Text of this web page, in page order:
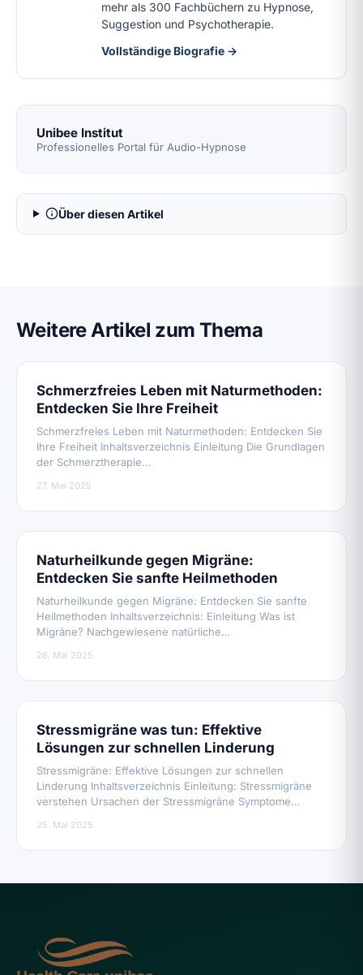
mehr als 300 Fachbüchern zu Hypnose,
Suggestion und Psychotherapie.
Vollständige Biografie →
Unibee Institut
Professionelles Portal für Audio-Hypnose
Über diesen Artikel
Weitere Artikel zum Thema
Schmerzfreies Leben mit Naturmethoden:
Entdecken Sie Ihre Freiheit
Schmerzfreies Leben mit Naturmethoden: Entdecken Sie
Ihre Freiheit Inhaltsverzeichnis Einleitung Die Grundlagen
der Schmerztherapie…
27. Mai 2025
Naturheilkunde gegen Migräne:
Entdecken Sie sanfte Heilmethoden
Naturheilkunde gegen Migräne: Entdecken Sie sanfte
Heilmethoden Inhaltsverzeichnis: Einleitung Was ist
Migräne? Nachgewiesene natürliche…
26. Mai 2025
Stressmigräne was tun: Effektive
Lösungen zur schnellen Linderung
Stressmigräne: Effektive Lösungen zur schnellen
Linderung Inhaltsverzeichnis Einleitung: Stressmigräne
verstehen Ursachen der Stressmigräne Symptome…
25. Mai 2025